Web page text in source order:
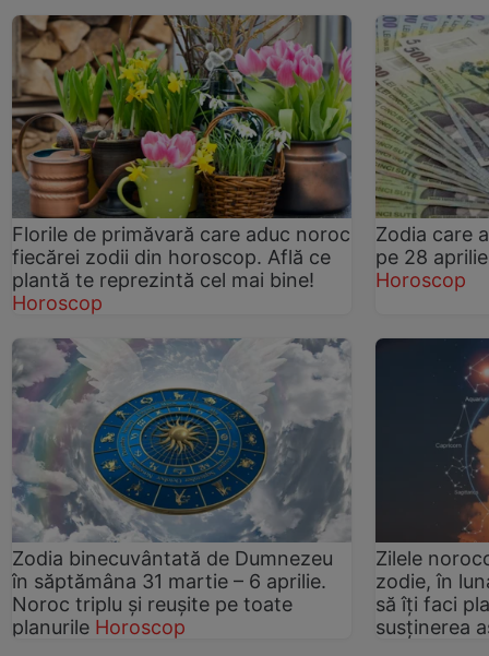
Florile de primăvară care aduc noroc
fiecărei zodii din horoscop. Află ce
plantă te reprezintă cel mai bine!
Horoscop
Zodia care
pe 28
Horoscop
Zodia binecuvântată de Dumnezeu
în săptămâna 31 martie – 6 aprilie.
Noroc triplu și reușite pe toate
planurile Horoscop
Zilele
zodie, în
să îți faci
susținerea